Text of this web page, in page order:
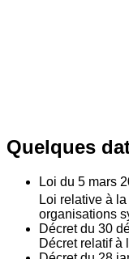
Quelques
Loi du 5 mars
Loi relative à
organisations
Décret du 30
Décret relatif à